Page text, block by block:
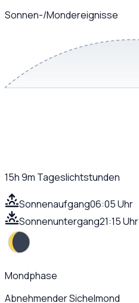
Sonnen-/Mondereignisse
15h 9m Tageslichtstunden
Sonnenaufgang06:05 Uhr
Sonnenuntergang21:15 Uhr
Mondphase
Abnehmender Sichelmond